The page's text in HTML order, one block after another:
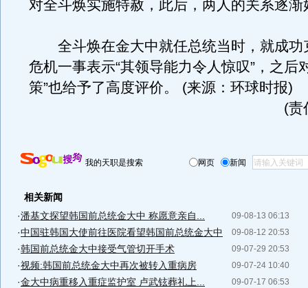
对全斗焕实施特赦，此后，两人的关系逐渐
全斗焕在金大中就任总统当时，就成功
危机一事表示“其领导能力令人惊叹”，之后
策”也给予了高度评价。 (来源：环球时报)
(责
我的天职是搜索 网页 新闻
相关新闻
09-08-13 06:13
·潘基文探望韩国前总统金大中 称愿意亲自...
09-08-12 20:53
·中国驻韩国大使前往医院看望韩国前总统金大中
09-07-29 20:53
·韩国前总统金大中接受气管切开手术
09-07-24 10:40
·视频:韩国前总统金大中再次被转入重病房
09-07-17 06:53
·金大中病重移入重症监护室 卢武铉葬礼上...